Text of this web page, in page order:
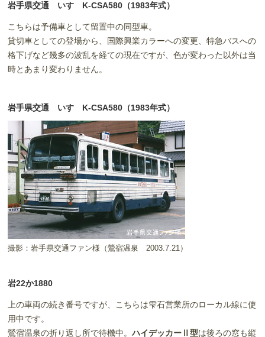
岩手県交通 いすゞK-CSA580（1983年式）
こちらは予備車として留置中の同型車。
貸切車としての登場から、国際興業カラーへの変更、特急バスへの
格下げなど幾多の波乱を経ての現在ですが、色が変わった以外は当
時とあまり変わりません。
岩手県交通 いすゞK-CSA580（1983年式）
撮影：岩手県交通ファン様（鶯宿温泉 2003.7.21）
岩22か1880
上の車両の続き番号ですが、こちらは雫石営業所のローカル線に使
用中です。
鶯宿温泉の折り返し所で待機中。ハイデッカーⅡ型は後ろの窓も縦